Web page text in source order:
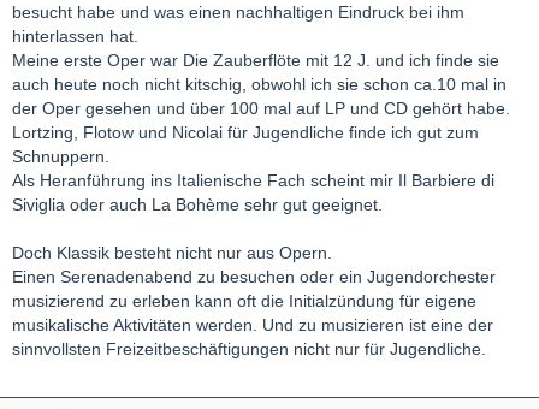
besucht habe und was einen nachhaltigen Eindruck bei ihm
hinterlassen hat.
Meine erste Oper war Die Zauberflöte mit 12 J. und ich finde sie
auch heute noch nicht kitschig, obwohl ich sie schon ca.10 mal in
der Oper gesehen und über 100 mal auf LP und CD gehört habe.
Lortzing, Flotow und Nicolai für Jugendliche finde ich gut zum
Schnuppern.
Als Heranführung ins Italienische Fach scheint mir Il Barbiere di
Siviglia oder auch La Bohème sehr gut geeignet.
Doch Klassik besteht nicht nur aus Opern.
Einen Serenadenabend zu besuchen oder ein Jugendorchester
musizierend zu erleben kann oft die Initialzündung für eigene
musikalische Aktivitäten werden. Und zu musizieren ist eine der
sinnvollsten Freizeitbeschäftigungen nicht nur für Jugendliche.